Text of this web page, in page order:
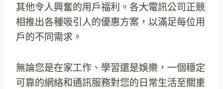
其他令人興奮的用戶福利。各大電訊公司正競
相推出各種吸引人的優惠方案，以滿足每位用
戶的不同需求。
無論您是在家工作、學習還是娛樂，一個穩定
可靠的網絡和通訊服務對您的日常生活至關重